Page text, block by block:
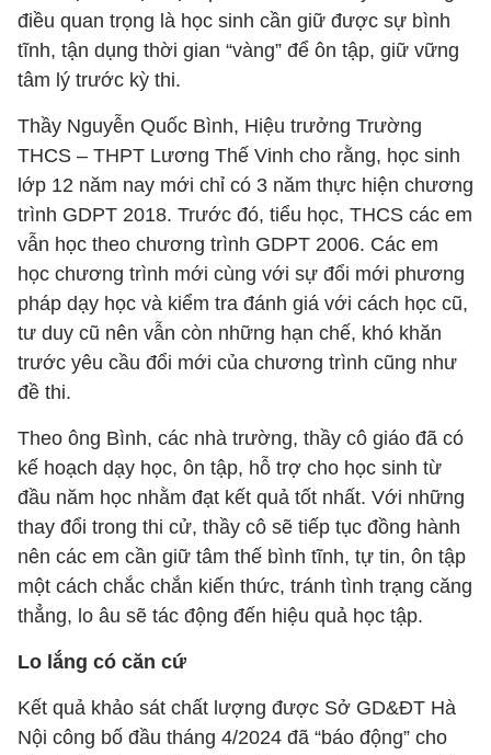
điều quan trọng là học sinh cần giữ được sự bình
tĩnh, tận dụng thời gian “vàng” để ôn tập, giữ vững
tâm lý trước kỳ thi.
Thầy Nguyễn Quốc Bình, Hiệu trưởng Trường
THCS – THPT Lương Thế Vinh cho rằng, học sinh
lớp 12 năm nay mới chỉ có 3 năm thực hiện chương
trình GDPT 2018. Trước đó, tiểu học, THCS các em
vẫn học theo chương trình GDPT 2006. Các em
học chương trình mới cùng với sự đổi mới phương
pháp dạy học và kiểm tra đánh giá với cách học cũ,
tư duy cũ nên vẫn còn những hạn chế, khó khăn
trước yêu cầu đổi mới của chương trình cũng như
đề thi.
Theo ông Bình, các nhà trường, thầy cô giáo đã có
kế hoạch dạy học, ôn tập, hỗ trợ cho học sinh từ
đầu năm học nhằm đạt kết quả tốt nhất. Với những
thay đổi trong thi cử, thầy cô sẽ tiếp tục đồng hành
nên các em cần giữ tâm thế bình tĩnh, tự tin, ôn tập
một cách chắc chắn kiến thức, tránh tình trạng căng
thẳng, lo âu sẽ tác động đến hiệu quả học tập.
Lo lắng có căn cứ
Kết quả khảo sát chất lượng được Sở GD&ĐT Hà
Nội công bố đầu tháng 4/2024 đã “báo động” cho